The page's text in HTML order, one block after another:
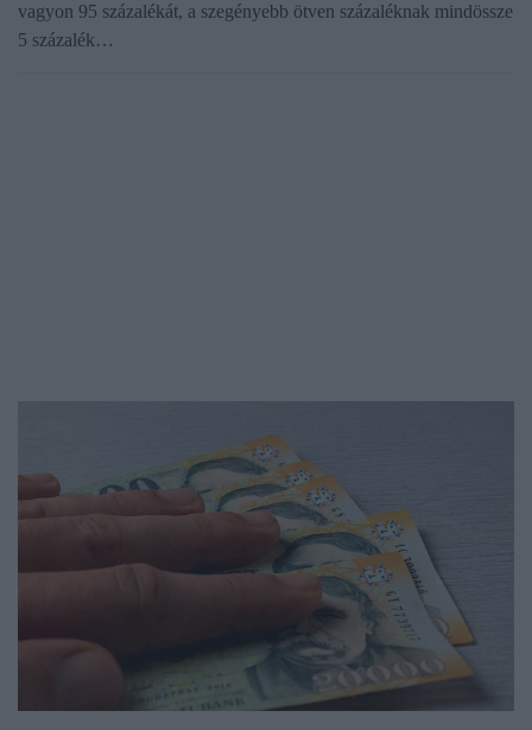
vagyon 95 százalékát, a szegényebb ötven százaléknak mindössze
5 százalék…